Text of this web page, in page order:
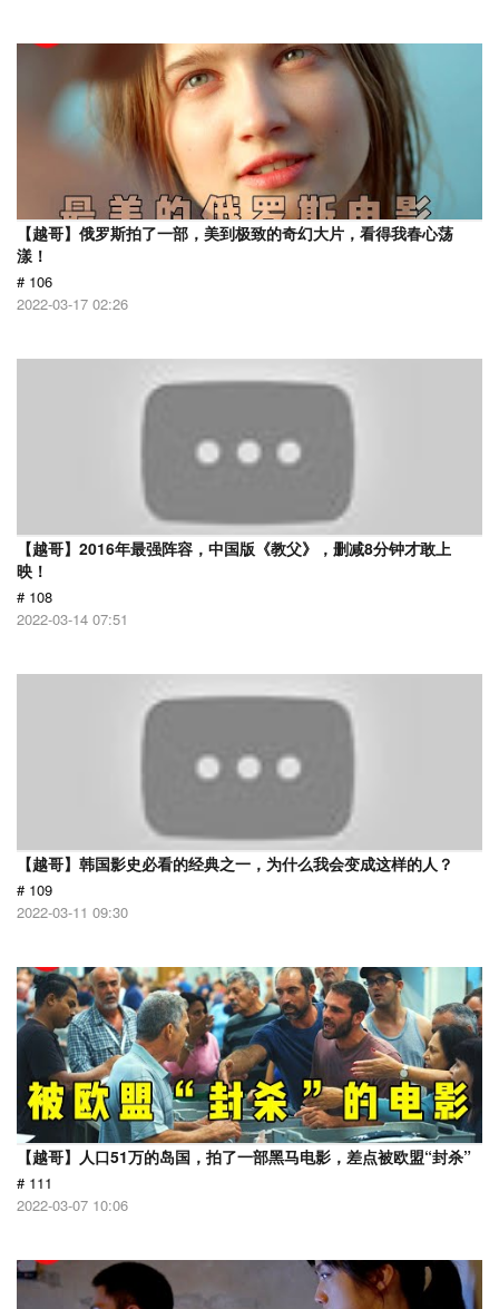
【越哥】俄罗斯拍了一部，美到极致的奇幻大片，看得我春心荡
漾！
# 106
2022-03-17 02:26
【越哥】2016年最强阵容，中国版《教父》，删减8分钟才敢上
映！
# 108
2022-03-14 07:51
【越哥】韩国影史必看的经典之一，为什么我会变成这样的人？
# 109
2022-03-11 09:30
【越哥】人口51万的岛国，拍了一部黑马电影，差点被欧盟“封杀”
# 111
2022-03-07 10:06